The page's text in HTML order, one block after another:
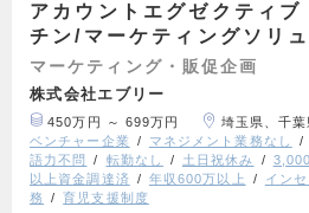
アカウントエグゼクティブ
チン/マーケティングソリ
マーケティング・販促企画
株式会社エブリー
450万円 ～ 699万円
埼玉県、千
ベンチャー企業
マネジメント業務なし
語力不問
転勤なし 土日祝休み
以上資金調達済
年収600万以上 イン
務
育児支援制度